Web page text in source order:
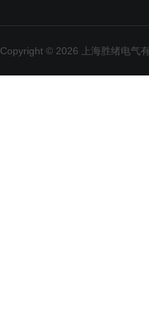
Copyright © 2026 上海胜绪电气